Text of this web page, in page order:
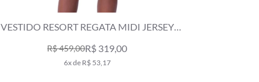
VESTIDO RESORT REGATA MIDI JERSEY
R$ 459,00R$ 319,00
6x de R$ 53,17